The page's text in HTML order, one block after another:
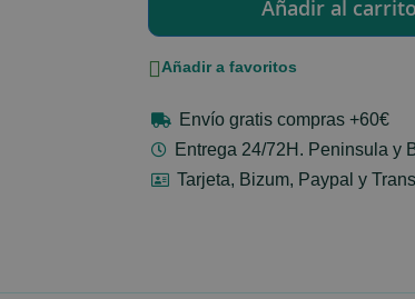
Añadir a favoritos
Envío gratis compras +60€
Entrega 24/72H. Peninsula y
Tarjeta, Bizum, Paypal y